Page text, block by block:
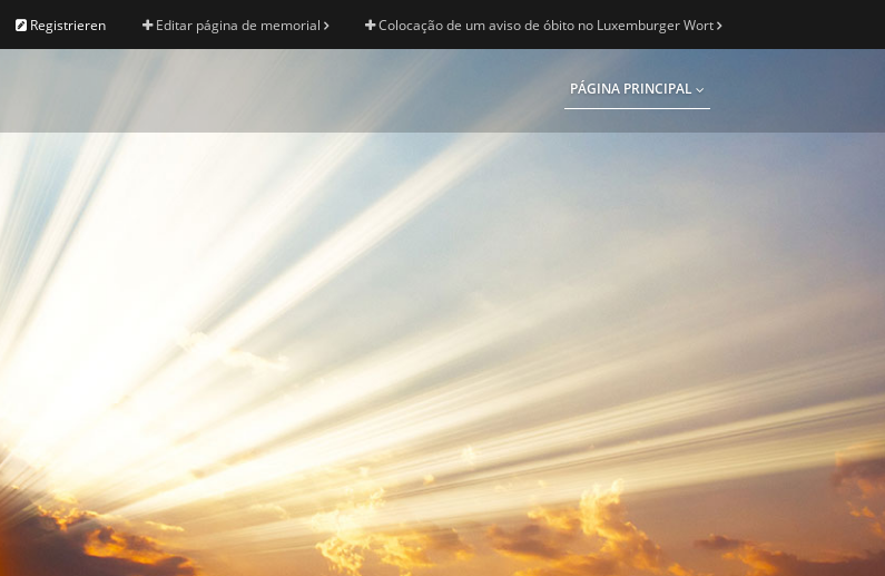
Registrieren Editar página de memorial Colocação de um aviso de óbito no Luxemburger Wort
PÁGINA PRINCIPAL